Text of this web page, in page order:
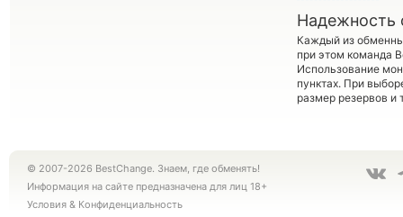
Надежность
Каждый из
при этом команда
Использование
пунктах. При
размер резервов и
© 2007-2026 BestChange. Знаем, где обменять!
Информация на сайте предназначена для лиц 18+
Условия & Конфиденциальность